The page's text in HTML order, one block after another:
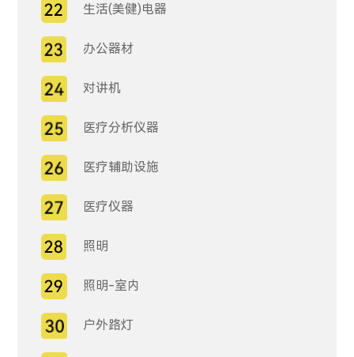
生活(美健)电器
办公器材
对讲机
医疗分析仪器
医疗辅助设施
医疗仪器
照明
照明-室内
户外路灯